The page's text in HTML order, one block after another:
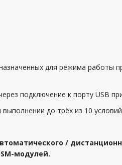
для режима работы
подключение к порту USB
до трёх из 10
/
модулей.